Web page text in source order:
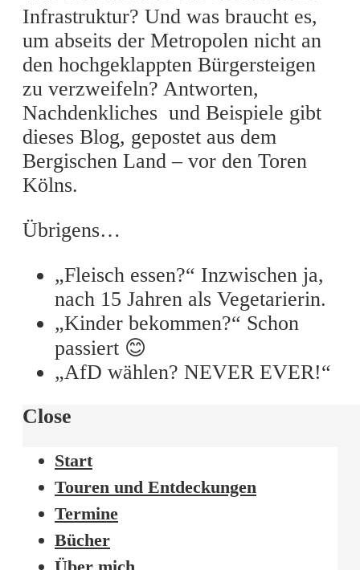
Infrastruktur? Und was braucht es,
um abseits der Metropolen nicht an
den hochgeklappten Bürgersteigen
zu verzweifeln? Antworten,
Nachdenkliches und Beispiele gibt
dieses Blog, gepostet aus dem
Bergischen Land – vor den Toren
Kölns.
Übrigens…
„Fleisch essen?“ Inzwischen ja,
nach 15 Jahren als Vegetarierin.
„Kinder bekommen?“ Schon
passiert 😊
„AfD wählen? NEVER EVER!“
Close
Start
Touren und Entdeckungen
Termine
Bücher